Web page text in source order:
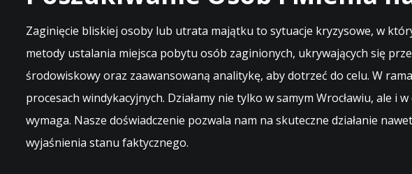
Zaginięcie bliskiej osoby lub utrata majątku to sytuacje kryzysowe, w
metody ustalania miejsca pobytu osób zaginionych, ukrywających się
środowiskowy oraz zaawansowaną analitykę, aby dotrzeć do celu. W
procesach windykacyjnych. Działamy nie tylko w samym Wrocławiu, ale
wymaga. Nasze doświadczenie pozwala nam na skuteczne działanie
wyjaśnienia stanu faktycznego.